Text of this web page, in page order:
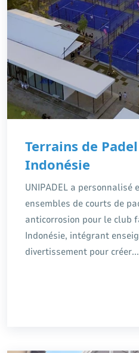
Terrains de
Indonésie
UNIPADEL a personnalisé
ensembles de courts de
anticorrosion pour le club
Indonésie, intégrant
divertissement pour créer...